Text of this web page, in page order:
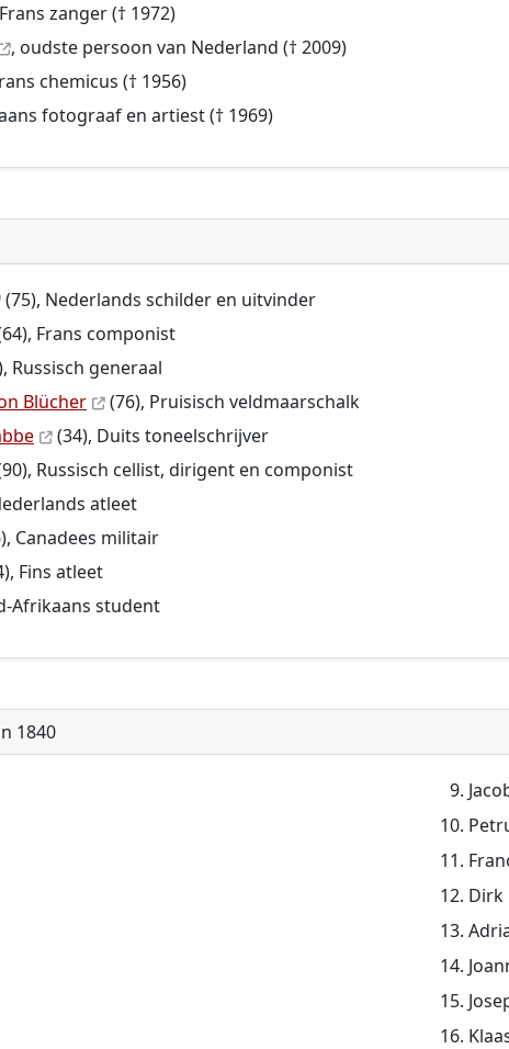
zanger († 1972)
, oudste persoon van Nederland († 2009)
chemicus († 1956)
fotograaf en artiest († 1969)
(75), Nederlands schilder en uitvinder
Frans componist
Russisch generaal
Blücher
(76), Pruisisch veldmaarschalk
(34), Duits toneelschrijver
Russisch cellist, dirigent en componist
atleet
Canadees militair
Fins atleet
Afrikaans student
1840
Dirk